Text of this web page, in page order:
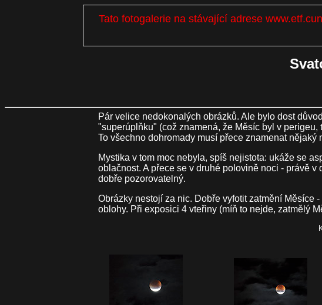
Tato fotogalerie na stávající adrese
Pár velice nedokonalých obrázků. Ale bylo dost
"superúplňku" (což znamená, že Měsíc byl v
To všechno dohromady musí přece znamenat nějaký
Mystika v tom moc nebyla, spíš nejistota: ukáže se
oblačnost. A přece se v druhé polovině noci - právě
dobře pozorovatelný.
Obrázky nestojí za nic. Dobře vyfotit zatmění Měsíce
oblohy. Při exposici 4 vteřiny (míň to nejde, zatmělý